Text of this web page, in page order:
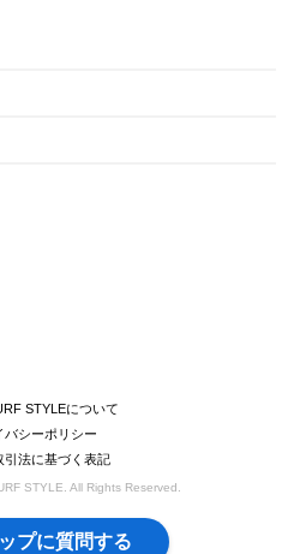
STYLEについて
バシーポリシー
引法に基づく表記
STYLE. All Rights Reserved.
プに質問する